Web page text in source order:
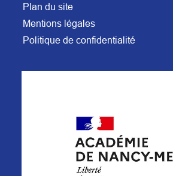
Plan du site
Mentions légales
Politique de confidentialité